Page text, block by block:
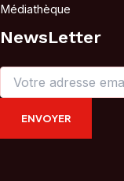
Médiathèque
NewsLetter